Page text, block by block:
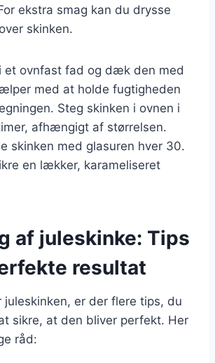
ekstra smag kan du drysse
skinken.
et ovnfast fad og dæk den med
med at holde fugtigheden
Steg skinken i ovnen i
afhængigt af størrelsen.
skinken med glasuren hver 30.
en lækker, karameliseret
af juleskinke: Tips
resultat
juleskinken, er der flere tips, du
sikre, at den bliver perfekt. Her
råd: